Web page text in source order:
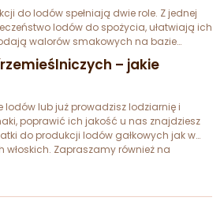
do lodów spełniają dwie role. Z jednej
lodów do spożycia, ułatwiają ich
walorów smakowych na bazie
– jakie
lodów lub już prowadzisz lodziarnię i
poprawić ich jakość u nas znajdziesz
do produkcji lodów gałkowych jak w
Zapraszamy również na
wiedzę podparta wieloletnią